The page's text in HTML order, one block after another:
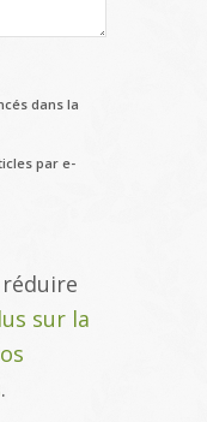
dans la
par e-
sur la
.